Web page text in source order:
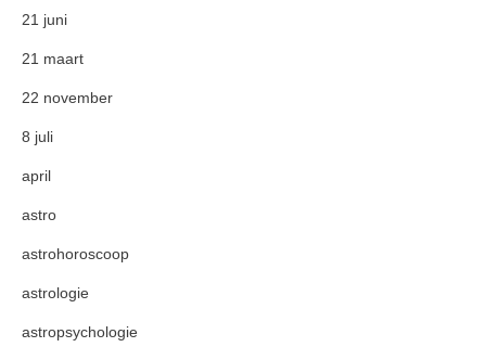
21 juni
21 maart
22 november
8 juli
april
astro
astrohoroscoop
astrologie
astropsychologie